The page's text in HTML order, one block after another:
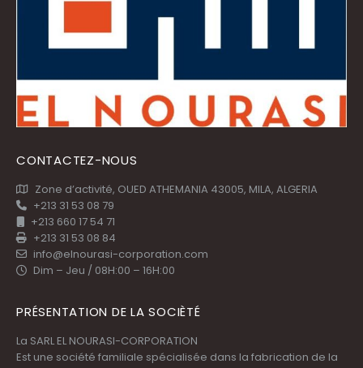
CONTACTEZ-NOUS
Zone d’activité, OUED ATHEMANIA 43005, MILA, ALGERIA
+213 31 53 08 79
+213 660 17 54 71
+213 31 53 08 84
info@elnourasi-corporation.com
Dim – Jeu / 08H:00 – 16H:00
PRÉSENTATION DE LA SOCIÈTÉ
La SARL EL NOURASI-CORPORATION
Est une société familiale spécialisée dans la fabrication de la